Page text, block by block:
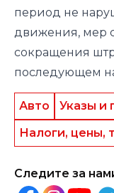
период не
движения, мер
сокращения
последующем
Авто
Указы и
Налоги, цены,
Следите за